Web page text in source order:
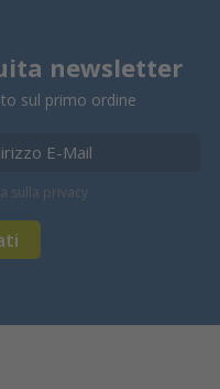
newsletter
sul primo ordine
sulla privacy